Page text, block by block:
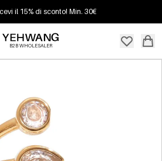
il 15% di sconto! Min. 30€
B2B WHOLESALER